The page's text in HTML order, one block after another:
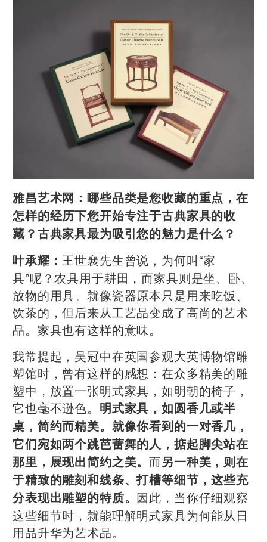
雅昌艺术网：哪些品类是您收藏的重点，在
怎样的经历下您开始专注于古典家具的收
藏？古典家具最为吸引您的魅力是什么？
叶承耀：王世襄先生曾说，为何叫“家
具”呢？农具用于耕田，而家具则是坐、卧、
放物的用具。就像瓷器原本只是用来吃饭、
饮茶的，但后来从工艺品变成了高尚的艺术
品。家具也有这样的意味。
我常提起，吴冠中在英国参观大英博物馆雕
塑馆时，曾有这样的感想：在众多精美的雕
塑中，放置一张明式家具，如明朝的椅子，
它也毫不逊色。 明式家具，如圆香几或半
桌，简约而精美。就像你看到的一对香几，
它们宛如两个跳芭蕾舞的人，掂起脚尖站在
那里，展现出简约之美。而另一种美，则在
于精致的雕刻和线条、打槽等细节，这些充
分表现出雕塑的特质。 因此，当你仔细观察
这些细节时，就能理解明式家具为何能从日
用品升华为艺术品。